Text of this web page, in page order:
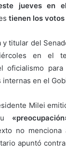
jueves en
tienen los votos
y titular del
en el
oficialismo
en el
Milei
no menciona
apuntó